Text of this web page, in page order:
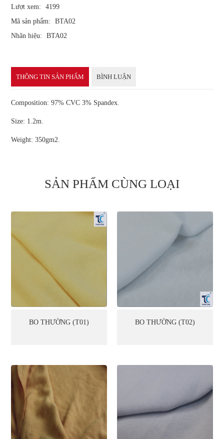
Lượt xem:
4199
Mã sản phẩm:
BTA02
Nhãn hiệu:
BTA02
THÔNG TIN SẢN PHẨM BÌNH LUẬN
Composition: 97% CVC 3% Spandex.
Size: 1.2m.
Weight: 350gm2.
SẢN PHẨM CÙNG LOẠI
BO THƯỜNG (T01) BO THƯỜNG (T02)